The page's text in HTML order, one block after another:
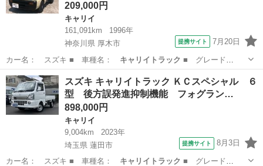
209,000円
キャリイ
161,091km
1996年
神奈川県 厚木市
提携サイト 7月20日
カー名： スズキ ■ 車種名： キャリイトラック ■ グレード
名： オールペン…
神奈川 厚木市 キャリイ
スズキ キャリイトラック ＫＣスペシャル ６
型 後方誤発進抑制機能 フォグラン…
898,000円
キャリイ
9,004km
2023年
埼玉県 蓮田市
提携サイト 8月3日
カー名： スズキ ■ 車種名： キャリイトラック ■ グレード